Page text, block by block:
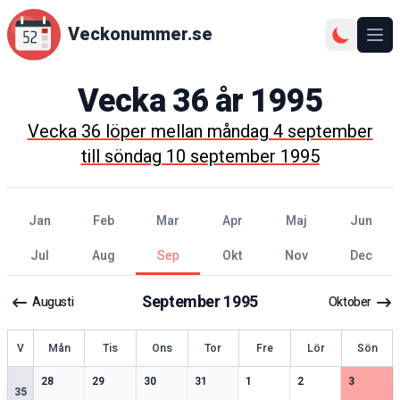
Veckonummer.se
Vecka36år 1995
Vecka36löper mellanmåndag 4 september
tillsöndag 10 september 1995
jan feb mar apr maj
jun
jul
aug sep okt nov dec
Augusti September1995 Oktober
Vecka Mån Tis Ons Tor Fre Lör Sön
35
28
2speciella datum
29
2speciella datum
30
2speciella datum
31
2speciella datum
12 speciella datum
2
2speciella datum
3
2